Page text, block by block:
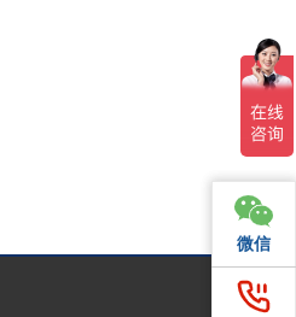
际加工与包装展览会
微信
微信